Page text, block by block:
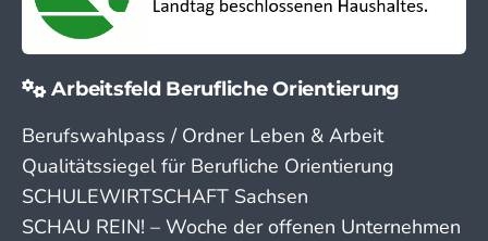
Arbeitsfeld Berufliche Orientierung
Berufswahlpass / Ordner Leben & Arbeit
Qualitätssiegel für Berufliche Orientierung
SCHULEWIRTSCHAFT Sachsen
SCHAU REIN! – Woche der offenen Unternehmen